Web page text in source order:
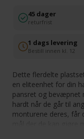
45 dager
returfrist
1 dags levering
Bestill innen kl. 12
Dette flerdelte
en eliteenhet for din
pansret og bevæpnet
hardt når de går til
monturene deres, får
mål der de kan gjøre
spillavgjørende